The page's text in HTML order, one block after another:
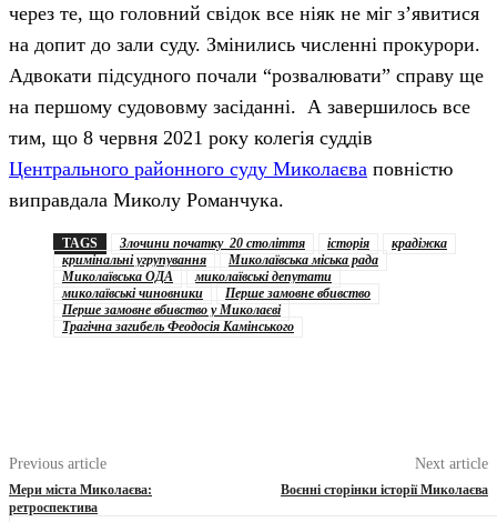
через те, що головний свідок все ніяк не міг з’явитися
на допит до зали суду. Змінились численні прокурори.
Адвокати підсудного почали “розвалювати” справу ще
на першому судововму засіданні. А завершилось все
тим, що 8 червня 2021 року колегія суддів
Центрального районного суду Миколаєва повністю
виправдала Миколу Романчука.
TAGS Злочини початку 20 століття історія
крадіжка
кримінальні угрупування
Миколаївська міська рада
Миколаївська ОДА
миколаївські депутати
миколаївські чиновники
Перше замовне вбивство
Перше замовне вбивство у Миколаєві
Трагічна загибель Феодосія Камінського
Previous article
Мери міста Миколаєва:
ретроспектива
Next article
Воєнні сторінки історії Миколаєва